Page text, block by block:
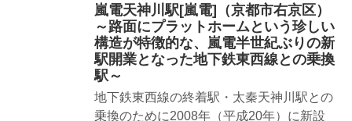
嵐電天神川駅[嵐電]（京都市右京区）
～路面にプラットホームという珍しい
構造が特徴的な、嵐電半世紀ぶりの新
駅開業となった地下鉄東西線との乗換
駅～
地下鉄東西線の終着駅・太秦天神川駅との
乗換のために2008年（平成20年）に新設